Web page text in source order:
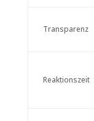
Transparenz
Reaktionszeit